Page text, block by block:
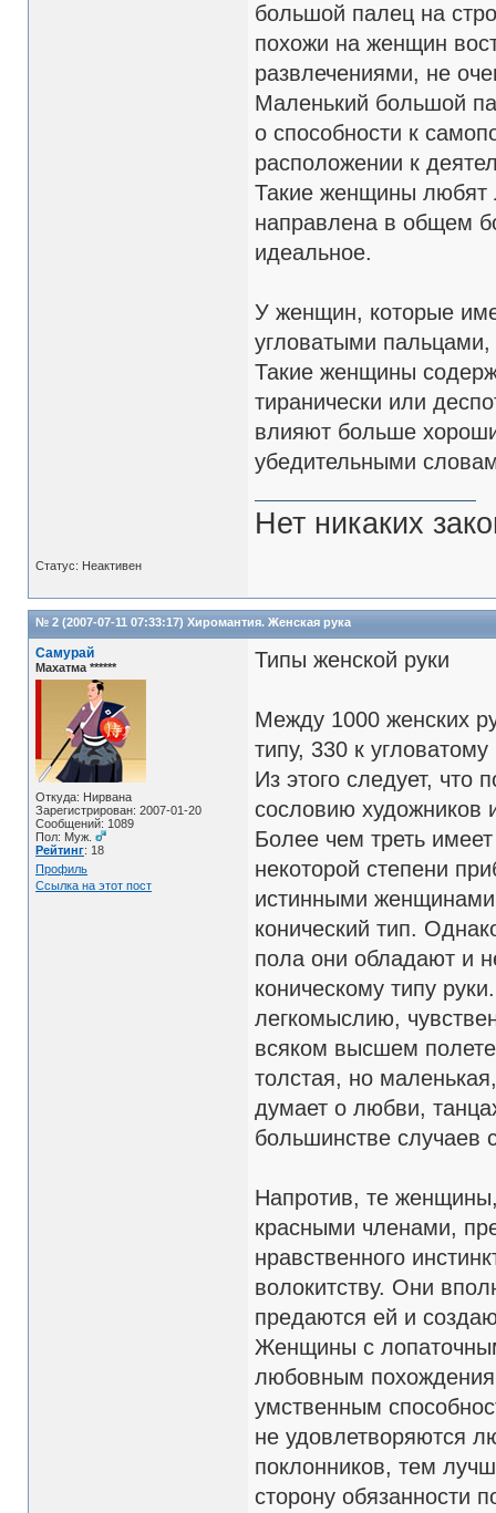
большой палец на
похожи на женщин
развлечениями, не
Маленький большой
о способности к
расположении к
Такие женщины любят
направлена в общем
идеальное.
У женщин, которые
угловатыми
Такие женщины
тиранически или
влияют больше
убедительными
Нет никаких
Статус: Неактивен
№ 2 (2007-07-11 07:33:17) Хиромантия. Женская рука
Самурай
Махатма ******
Откуда: Нирвана
Зарегистрирован: 2007-01-20
Сообщений: 1089
Пол: Муж.
Рейтинг: 18
Профиль
Ссылка на этот пост
Типы женской руки
Между 1000 женских
типу, 330 к
Из этого следует,
сословию художников
Более чем треть
некоторой степени
истинными женщинами
конический тип.
пола они обладают и
коническому типу
легкомыслию,
всяком высшем
толстая, но
думает о любви,
большинстве случаев
Напротив, те
красными членами,
нравственного
волокитству. Они
предаются ей и
Женщины с
любовным
умственным
не удовлетворяются
поклонников, тем
сторону обязанности